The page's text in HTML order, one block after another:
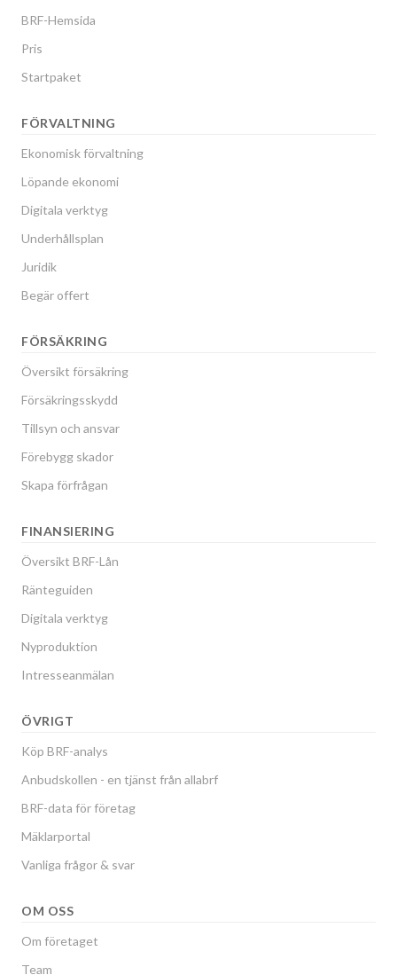
BRF-Hemsida
Pris
Startpaket
FÖRVALTNING
Ekonomisk förvaltning
Löpande ekonomi
Digitala verktyg
Underhållsplan
Juridik
Begär offert
FÖRSÄKRING
Översikt försäkring
Försäkringsskydd
Tillsyn och ansvar
Förebygg skador
Skapa förfrågan
FINANSIERING
Översikt BRF-Lån
Ränteguiden
Digitala verktyg
Nyproduktion
Intresseanmälan
ÖVRIGT
Köp BRF-analys
Anbudskollen - en tjänst från allabrf
BRF-data för företag
Mäklarportal
Vanliga frågor & svar
OM OSS
Om företaget
Team